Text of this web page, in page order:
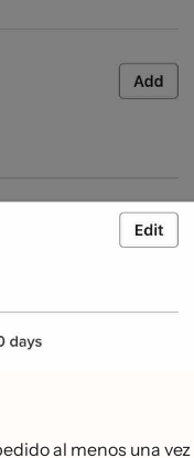
al menos una vez